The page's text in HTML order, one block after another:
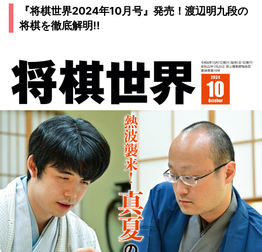
『将棋世界2024年10月号』発売！渡辺明九段の
将棋を徹底解明!!